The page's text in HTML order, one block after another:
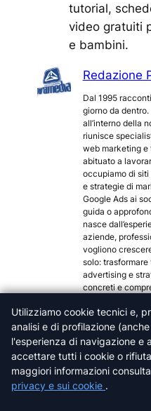
tutorial,
video gratuiti
e bambini.
Redazione
Dal 1995
giorno da
all’interno della
riunisce
web marketing e
abituato a
occupiamo di
e strategie di
Google Ads ai
guida o
nasce
aziende,
vogliono
solo: trasformare
advertising e
concreti e
Categorie
Arezzo
Firenze
Grosseto
Livorno
Utilizziamo cookie tecnici e,
analisi e di profilazione
l'esperienza di navigazione e
accettare tutti i cookie o
maggiori informazioni
privacy e sui cookie .